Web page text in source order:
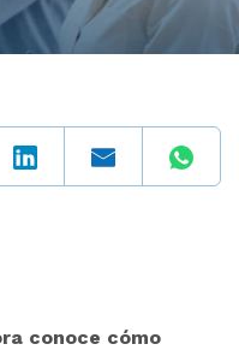
conoce cómo